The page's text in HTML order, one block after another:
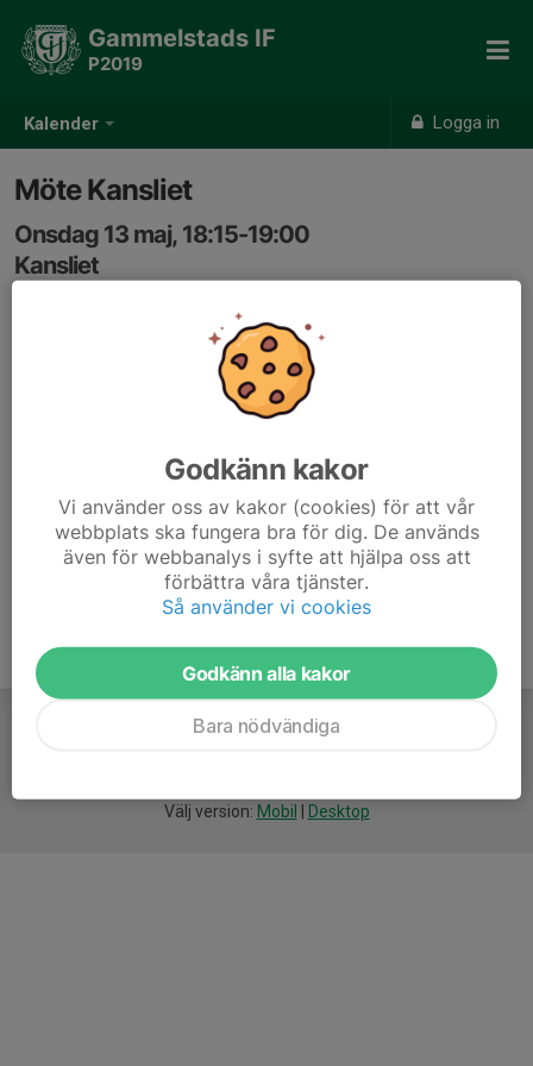
Kalender Logga in
Gammelstads IF
P2019
Möte Kansliet
Onsdag 13 maj, 18:15-19:00
Kansliet
Skapade en aktivitet så kanske dom flesta av oss
genomgång och råd :)
Välj version: Mobil Desktop
Godkänn kakor
Vi använder oss av kakor (cookies) för att vår
webbplats ska fungera bra för dig. De används
även för webbanalys i syfte att hjälpa oss att
förbättra våra tjänster.
Så använder vi cookies
Godkänn alla kakor
Bara nödvändiga